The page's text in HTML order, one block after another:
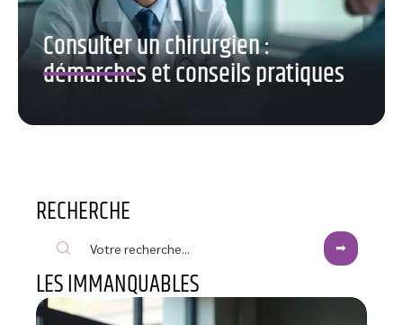
Consulter un chirurgien :
démarches et conseils pratiques
RECHERCHE
LES IMMANQUABLES